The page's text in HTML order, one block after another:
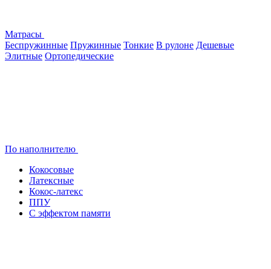
Матрасы
Беспружинные Пружинные Тонкие В рулоне Дешевые
Элитные Ортопедические
По наполнителю
Кокосовые
Латексные
Кокос-латекс
ППУ
С эффектом памяти